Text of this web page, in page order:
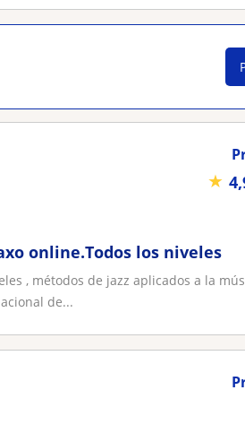
★
online.Todos los niveles
, métodos de jazz aplicados a la
de...